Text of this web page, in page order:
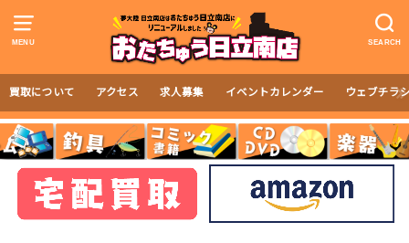
MENU SEARCH
買取について アクセス 求人募集 イベントカレンダー ウェブチラ